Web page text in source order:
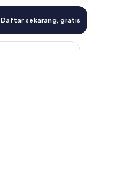
Daftar sekarang, gratis